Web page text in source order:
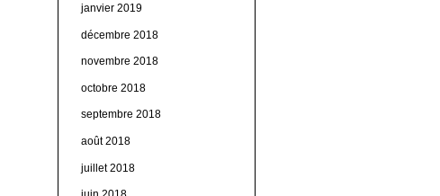
janvier 2019
décembre 2018
novembre 2018
octobre 2018
septembre 2018
août 2018
juillet 2018